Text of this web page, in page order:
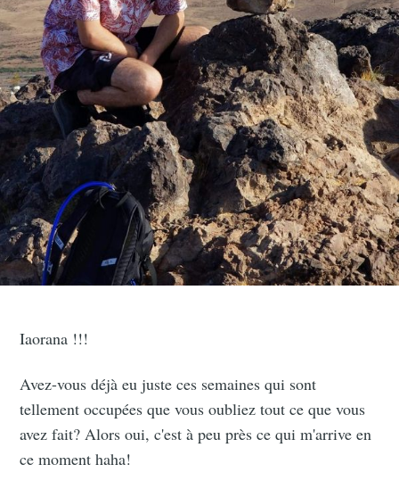
Iaorana !!!
Avez-vous déjà eu juste ces semaines qui sont
tellement occupées que vous oubliez tout ce que vous
avez fait? Alors oui, c'est à peu près ce qui m'arrive en
ce moment haha!